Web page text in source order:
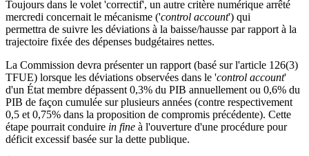
Toujours dans le volet 'correctif', un autre critère numérique arrêté
mercredi concernait le mécanisme ('control account') qui
permettra de suivre les déviations à la baisse/hausse par rapport à la
trajectoire fixée des dépenses budgétaires nettes.
La Commission devra présenter un rapport (basé sur l'article 126(3)
TFUE) lorsque les déviations observées dans le 'control account'
d'un État membre dépassent 0,3% du PIB annuellement ou 0,6% du
PIB de façon cumulée sur plusieurs années (contre respectivement
0,5 et 0,75% dans la proposition de compromis précédente). Cette
étape pourrait conduire in fine à l'ouverture d'une procédure pour
déficit excessif basée sur la dette publique.